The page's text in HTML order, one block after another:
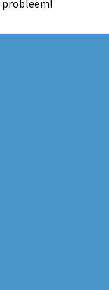
probleem!